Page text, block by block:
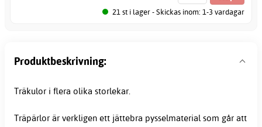
21 st i lager - Skickas inom: 1-3 vardagar
Produktbeskrivning:
Träkulor i flera olika storlekar.
Träpärlor är verkligen ett jättebra pysselmaterial som går att